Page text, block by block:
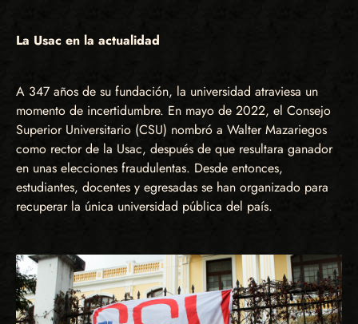
La Usac en la actualidad
A 347 años de su fundación, la universidad atraviesa un
momento de incertidumbre. En mayo de 2022, el Consejo
Superior Universitario (CSU) nombró a Walter Mazariegos
como rector de la Usac, después de que resultara ganador
en unas elecciones fraudulentas. Desde entonces,
estudiantes, docentes y egresadas se han organizado para
recuperar la única universidad pública del país.